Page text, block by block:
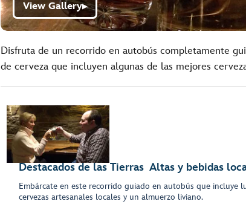
View Gallery▶
Disfruta de un recorrido en autobús completamente
de cerveza que incluyen algunas de las mejores
Destacados de las Tierras Altas y bebidas
Embárcate en este recorrido guiado en autobús que incluye
cervezas artesanales locales y un almuerzo liviano.